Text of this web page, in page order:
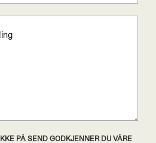
PÅ SEND GODKJENNER DU VÅRE